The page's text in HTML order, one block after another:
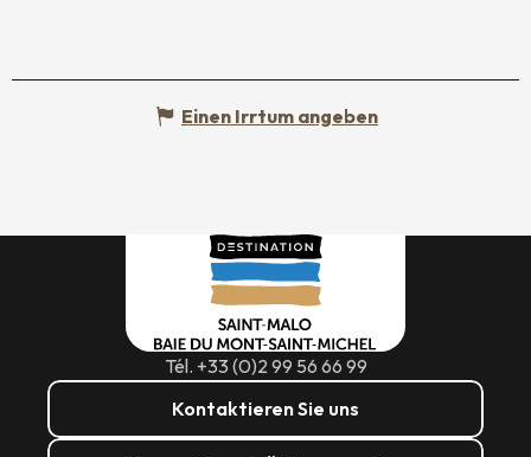
Einen Irrtum angeben
Tél. +33 (0)2 99 56 66 99
Kontaktieren Sie uns